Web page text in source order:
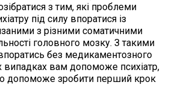
з тим, які проблеми
під силу впоратися із
з різними соматичними
головного мозку. З такими
без медикаментозного
випадках вам допоможе психіатр,
допоможе зробити перший крок